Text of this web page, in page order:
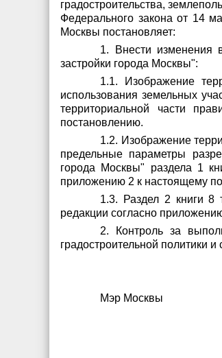
градостроительства,
Федерального закона от 14
Москвы постановляет:
1. Внести изменения
застройки города Москвы":
1.1. Изображение
использования земельных
территориальной части
постановлению.
1.2. Изображение
предельные параметры
города Москвы" раздела 1
приложению 2 к настоящему
1.3. Раздел 2 книги 8
редакции согласно
2. Контроль за
градостроительной политики
Мэр Москвы